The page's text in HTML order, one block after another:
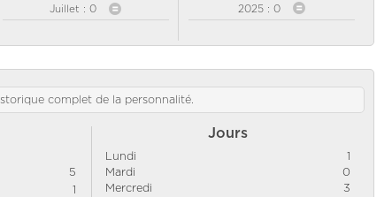
Juillet : 0 2025 : 0
complet de la personnalité.
5
1
Jours
Lundi
1
Mardi
0
Mercredi
3